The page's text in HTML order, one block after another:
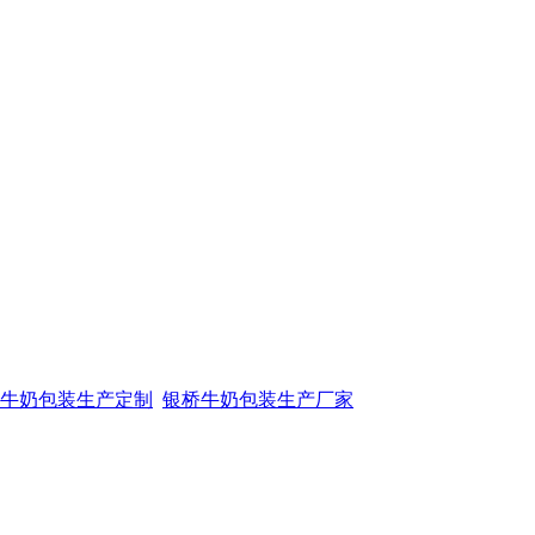
奶包装生产定制 银桥牛奶包装生产厂家